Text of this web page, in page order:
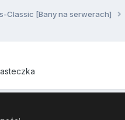
Classic [Bany na serwerach]